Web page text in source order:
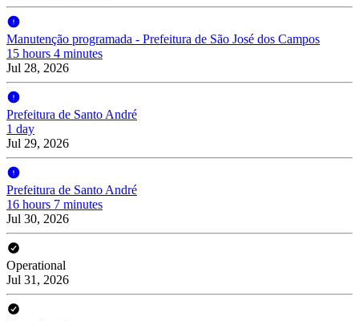
Manutenção programada - Prefeitura de São José dos Campos
15 hours 4 minutes
Jul 28, 2026
Prefeitura de Santo André
1 day
Jul 29, 2026
Prefeitura de Santo André
16 hours 7 minutes
Jul 30, 2026
Operational
Jul 31, 2026